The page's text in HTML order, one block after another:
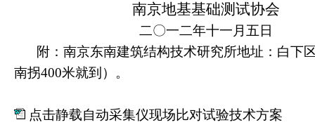
南京地基基础测试协会
二〇一二年十一月五日
附： 南京东南建筑结构技术研究所地址：白下
南拐400米就到）。
点击静载自动采集仪现场比对试验技术方案